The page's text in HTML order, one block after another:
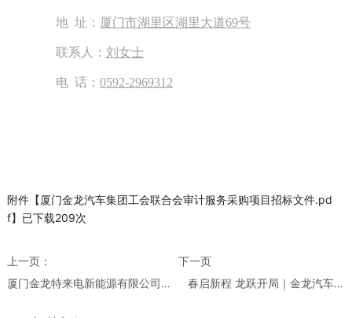
地 址： 厦门市湖里区湖里大道69号
联系人： 刘女士
电 话： 0592-2969312
附件【 厦门金龙汽车集团工会联合会审计服务采购项目招标文件.pd
f】已下载209次
上一页：
厦门金龙特来电新能源有限公司全
春启新程 龙跃开局｜金龙汽车集
下一页